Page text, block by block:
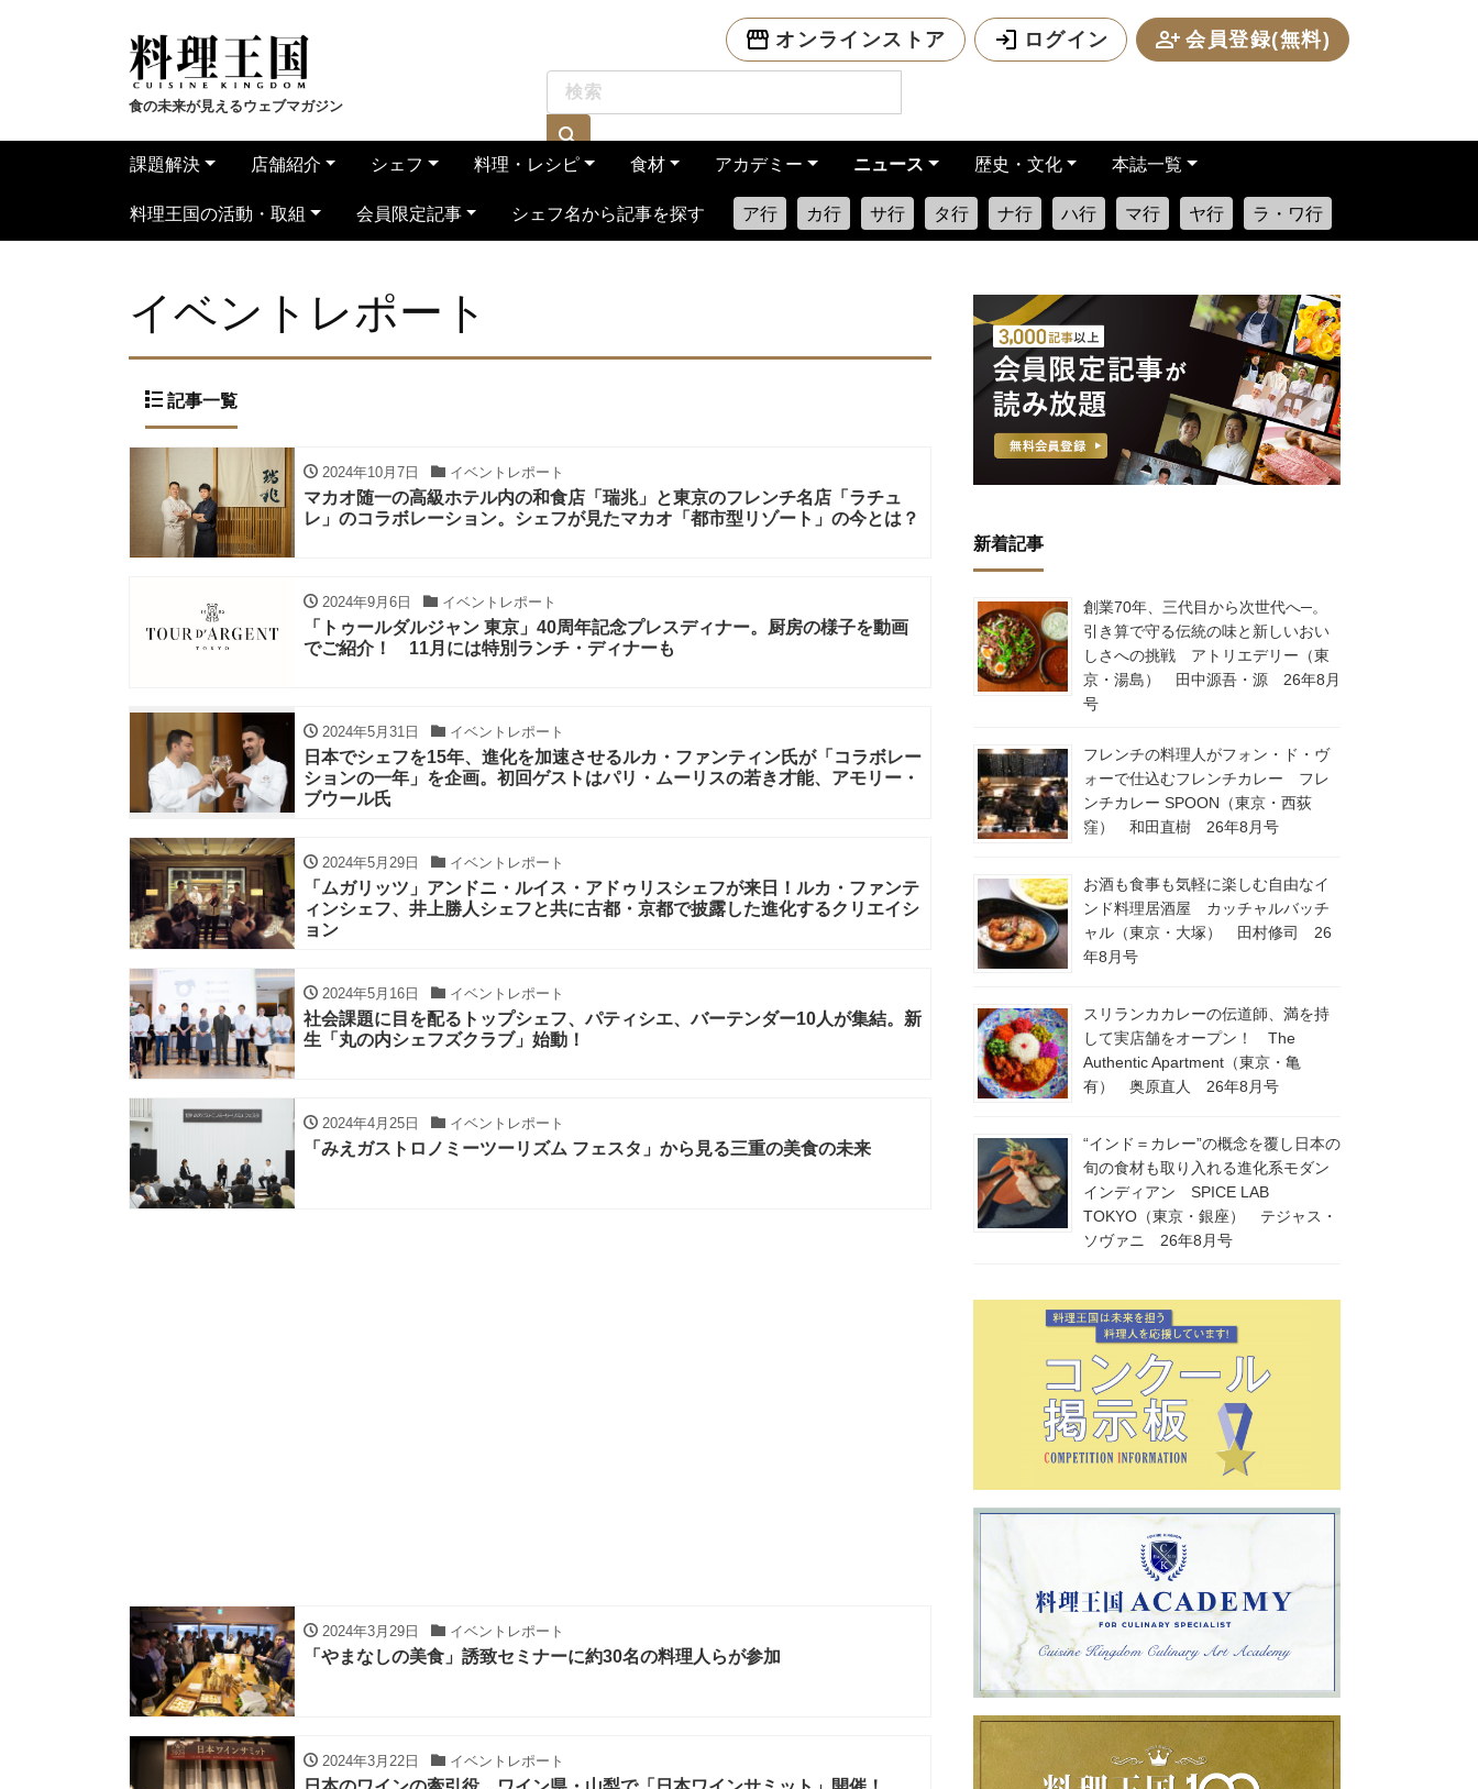
食の未来が見えるウェブマガジン
オンラインストア ログイン 会員登録(無料)
課題解決 店舗紹介 シェフ 料理・レシピ 食材 アカデミー ニュース 歴史・文化 本誌一覧
料理王国の活動・取組 会員限定記事 シェフ名から記事を探す ア行 カ行 サ行 タ行 ナ行 ハ行 マ行 ヤ行 ラ・ワ行
イベントレポート
記事一覧
2024年10月7日 イベントレポート
マカオ随一の高級ホテル内の和食店「瑞兆」と東京のフレンチ名店「ラチュ
レ」のコラボレーション。シェフが見たマカオ「都市型リゾート」の今とは？
2024年9月6日 イベントレポート
「トゥールダルジャン 東京」40周年記念プレスディナー。厨房の様子を動画
でご紹介！ 11月には特別ランチ・ディナーも
2024年5月31日 イベントレポート
日本でシェフを15年、進化を加速させるルカ・ファンティン氏が「コラボレー
ションの一年」を企画。初回ゲストはパリ・ムーリスの若き才能、アモリー・
ブウール氏
2024年5月29日 イベントレポート
「ムガリッツ」アンドニ・ルイス・アドゥリスシェフが来日！ルカ・ファンテ
ィンシェフ、井上勝人シェフと共に古都・京都で披露した進化するクリエイシ
ョン
2024年5月16日 イベントレポート
社会課題に目を配るトップシェフ、パティシエ、バーテンダー10人が集結。新
生「丸の内シェフズクラブ」始動！
2024年4月25日 イベントレポート
「みえガストロノミーツーリズム フェスタ」から見る三重の美食の未来
2024年3月29日 イベントレポート
「やまなしの美食」誘致セミナーに約30名の料理人らが参加
2024年3月22日 イベントレポート
新着記事
創業70年、三代目から次世代へ─。
引き算で守る伝統の味と新しいおい
しさへの挑戦 アトリエデリー（東
京・湯島） 田中源吾・源 26年8月
号
フレンチの料理人がフォン・ド・ヴ
ォーで仕込むフレンチカレー フレ
ンチカレー SPOON（東京・西荻
窪） 和田直樹 26年8月号
お酒も食事も気軽に楽しむ自由なイ
ンド料理居酒屋 カッチャルバッチ
ャル（東京・大塚） 田村修司 26
年8月号
スリランカカレーの伝道師、満を持
して実店舗をオープン！ The
Authentic Apartment（東京・亀
有） 奥原直人 26年8月号
“インド＝カレー”の概念を覆し日本の
旬の食材も取り入れる進化系モダン
インディアン SPICE LAB
TOKYO（東京・銀座） テジャス・
ソヴァニ 26年8月号